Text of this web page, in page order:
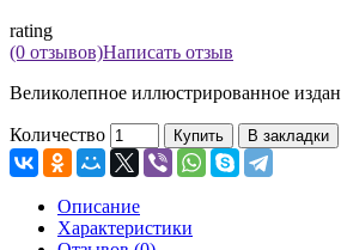
rating
(0 отзывов)Написать отзыв
Великолепное иллюстрированное
Количество Купить В закладки
Описание
Характеристики